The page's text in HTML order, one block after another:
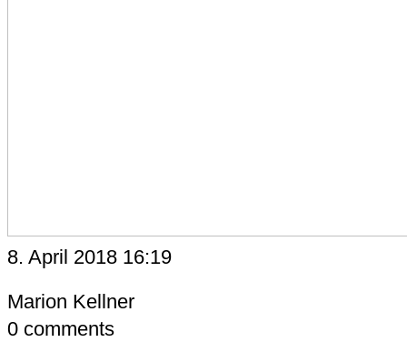
8. April 2018 16:19
Marion Kellner
0 comments